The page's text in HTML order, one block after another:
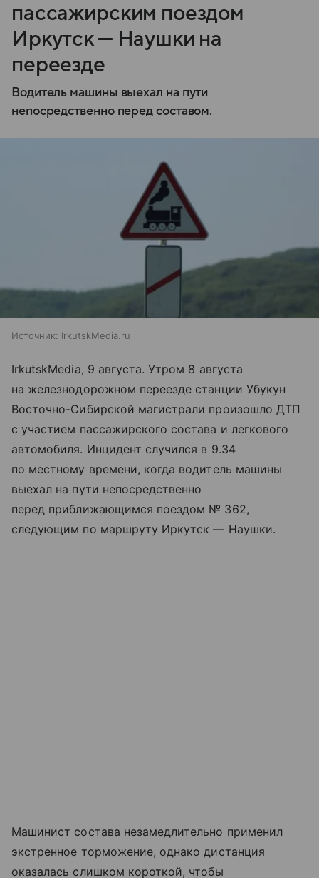
пассажирским поездом
Иркутск — Наушки на
переезде
Водитель машины выехал на пути
непосредственно перед составом.
Источник: IrkutskMedia.ru
IrkutskMedia, 9 августа. Утром 8 августа
на железнодорожном переезде станции Убукун
Восточно-Сибирской магистрали произошло ДТП
с участием пассажирского состава и легкового
автомобиля. Инцидент случился в 9.34
по местному времени, когда водитель машины
выехал на пути непосредственно
перед приближающимся поездом № 362,
следующим по маршруту Иркутск — Наушки.
Машинист состава незамедлительно применил
экстренное торможение, однако дистанция
оказалась слишком короткой, чтобы